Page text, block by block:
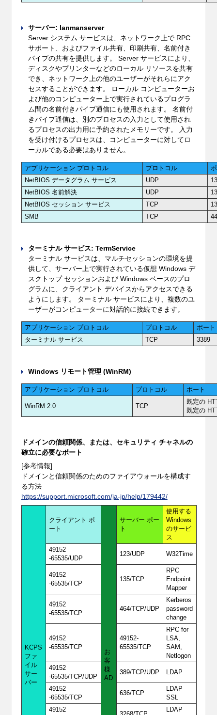
サーバー: lanmanserver
Server システム サービスは、ネットワーク上で RPC
サポート、およびファイル共有、印刷共有、名前付き
パイプの共有を提供します。 Server サービスにより、
ディスクやプリンターなどのローカル リソースを共有
でき、ネットワーク上の他のユーザーがそれらにアク
セスすることができます。 ローカル コンピューターお
よび他のコンピューター上で実行されているプログラ
ム間の名前付きパイプ通信にも使用されます。 名前付
きパイプ通信は、別のプロセスの入力として使用され
るプロセスの出力用に予約されたメモリーです。 入力
を受け付けるプロセスは、コンピューターに対してロ
ーカルである必要はありません。
アプリケーション プロトコル プロトコル
NetBIOS データグラム サービス
UDP
NetBIOS 名前解決
UDP
NetBIOS セッション サービス
TCP
SMB
TCP
ターミナル サービス: TermService
ターミナル サービスは、マルチセッションの環境を提
供して、サーバー上で実行されている仮想 Windows デ
スクトップ セッションおよび Windows ベースのプロ
グラムに、クライアント デバイスからアクセスできる
ようにします。 ターミナル サービスにより、複数のユ
ーザーがコンピューターに対話的に接続できます。
アプリケーション プロトコル プロトコル
ポート
ターミナル サービス
TCP 3389
Windows リモート管理 (WinRM)
アプリケーション プロトコル プロトコル ポート
WinRM 2.0 TCP
既定の
既定の
ドメインの信頼関係、または、セキュリティ チャネルの
確立に必要なポート
[参考情報]
ドメインと信頼関係のためのファイアウォールを構成す
る方法
https://support.microsoft.com/ja-jp/help/179442/
KCPS
ファ
イル
サー
バー
クライアント ポ
ート
お
客
様
AD
サーバー ポー
ト
使用する
Windows
のサービ
ス
49152
-65535/UDP
123/UDP W32Time
49152
-65535/TCP
135/TCP
RPC
Endpoint
Mapper
49152
-65535/TCP
464/TCP/UDP
Kerberos
password
change
49152
-65535/TCP
49152-
65535/TCP
RPC for
LSA,
SAM,
Netlogon
49152
-65535/TCP/UDP
389/TCP/UDP LDAP
49152
-65535/TCP
636/TCP
LDAP
SSL
49152
LDAP